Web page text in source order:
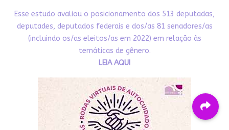
Esse estudo avaliou o posicionamento dos 513 deputadas,
deputades, deputados federais e dos/as 81 senadores/as
(incluindo os/as eleitos/as em 2022) em relação às
temáticas de gênero.
LEIA AQUI